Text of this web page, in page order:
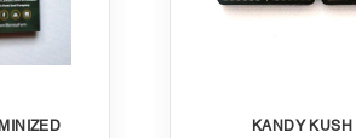
KANDY KUSH